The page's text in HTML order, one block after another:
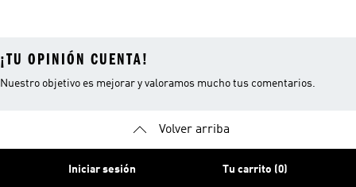
¡TU OPINIÓN CUENTA!
Nuestro objetivo es mejorar y valoramos mucho tus comentarios.
Volver arriba
Iniciar sesión Tu carrito (0)